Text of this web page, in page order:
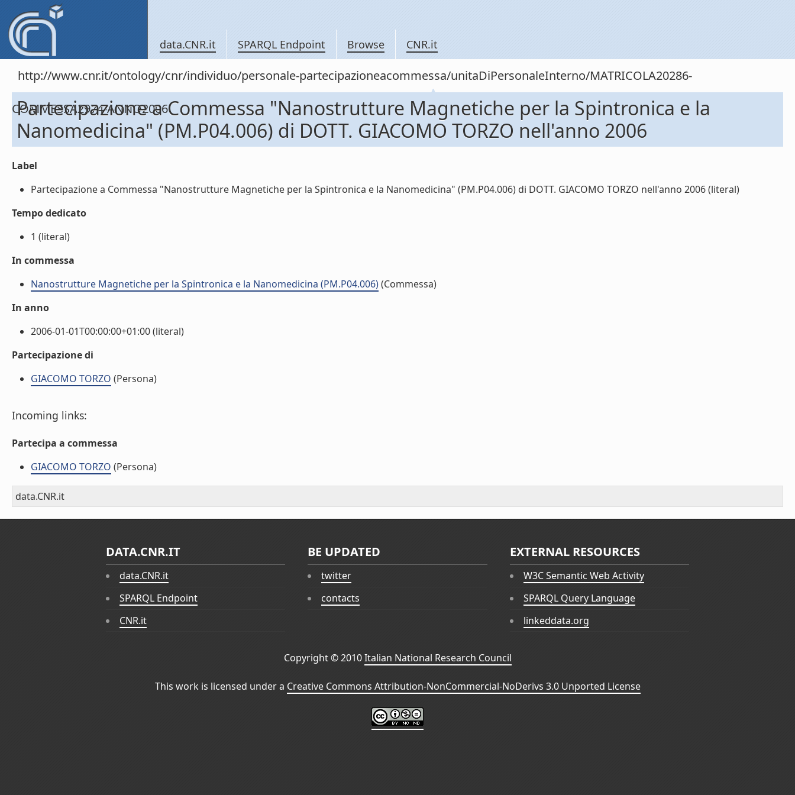
data.CNR.it SPARQL Endpoint Browse CNR.it
http://www.cnr.it/ontology/cnr/individuo/personale-partecipazioneacommessa/unitaDiPersonaleInterno/MATRICOLA20286-
COMMESSA2974-ANNO2006
Partecipazione a Commessa "Nanostrutture Magnetiche per la Spintronica e la
Nanomedicina" (PM.P04.006) di DOTT. GIACOMO TORZO nell'anno 2006
Label
Partecipazione a Commessa "Nanostrutture Magnetiche per la Spintronica e la Nanomedicina" (PM.P04.006) di DOTT. GIACOMO TORZO nell'anno 2006 (literal)
Tempo dedicato
1 (literal)
In commessa
Nanostrutture Magnetiche per la Spintronica e la Nanomedicina (PM.P04.006)(Commessa)
In anno
2006-01-01T00:00:00+01:00 (literal)
Partecipazione di
GIACOMO TORZO (Persona)
Incoming links:
Partecipa a commessa
GIACOMO TORZO (Persona)
data.CNR.it
DATA.CNR.IT
data.CNR.it
SPARQL Endpoint
CNR.it
BE UPDATED
twitter
contacts
EXTERNAL RESOURCES
W3C Semantic Web Activity
SPARQL Query Language
linkeddata.org
Copyright © 2010Italian National Research Council
This work is licensed under a Creative Commons Attribution-NonCommercial-NoDerivs 3.0 Unported License